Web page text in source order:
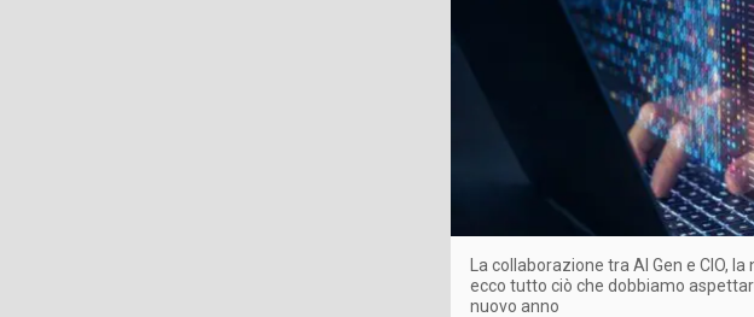
La collaborazione tra AI Gen e CIO,
ecco tutto ciò che dobbiamo
nuovo anno